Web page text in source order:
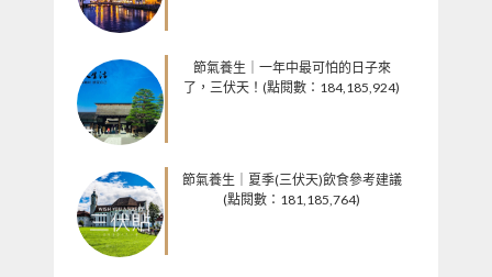
節氣養生｜一年中最可怕的日子來
了，三伏天！(點閱數：184,185,924)
節氣養生｜夏季(三伏天)飲食參考建議
(點閱數：181,185,764)